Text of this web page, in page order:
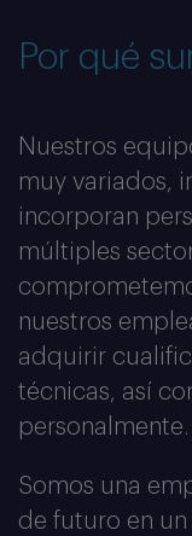
Por qué
Nuestros
muy variados,
incorporan
múltiples
nuestros
adquirir
técnicas, así
personalmente.
Somos una
de futuro en